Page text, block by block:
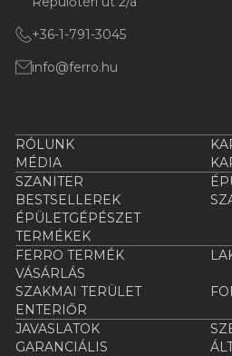
+36-1-791-3045
info@ferro.hu
RÓLUNK
MÉDIA
SZANITER
BESTSELLEREK
ÉPÜLETGÉPÉSZET
TERMÉKEK
FERRO TERMÉK
VÁSÁRLÁS
SZAKMAI TERÜLET
ENTERIŐR
JAVASLATOK
GARANCIÁLIS